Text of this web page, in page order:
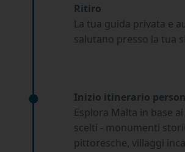
Ritiro
La tua guida privata e
salutano presso la tua
Inizio itinerario
Esplora Malta in base
scelti - monumenti
pittoresche, villaggi